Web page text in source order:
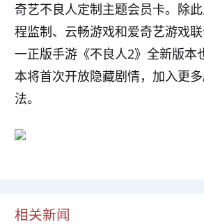
奇艺不良人定制主题会员卡。除
程监制、云畅游戏和爱奇艺游戏
一正版手游《不良人2》全新版本
本将首次开放隐藏剧情，加入更
法。
相关新闻